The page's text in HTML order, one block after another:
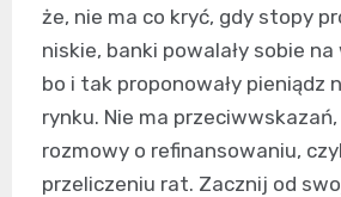
że, nie ma co kryć, gdy stopy
niskie, banki powalały sobie
bo i tak proponowały pieniądz
rynku. Nie ma przeciwwskazań,
rozmowy o refinansowaniu,
przeliczeniu rat. Zacznij od